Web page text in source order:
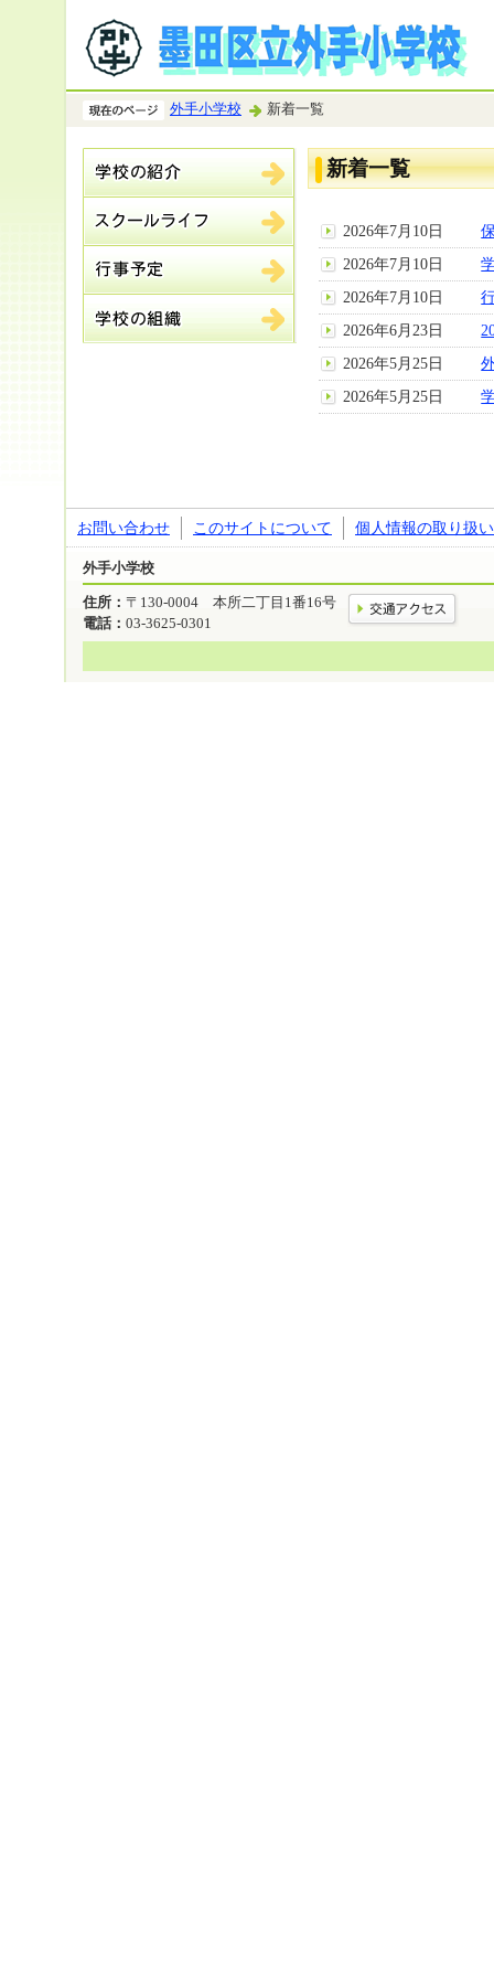
外手小学校 新着一覧
新着一覧
2026年7月10日
2026年7月10日
2026年7月10日
2026年6月23日
2026年5月25日
2026年5月25日
お問い合わせ このサイトについて 個人情報の取り扱い
外手小学校
住所： 〒130-0004 本所二丁目1番16号
電話： 03-3625-0301